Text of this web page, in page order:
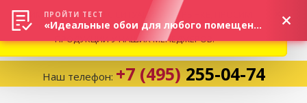
Наш телефон: +7 (495) 255-04-74
ВНИМАНИЕ! В СВЯЗИ С СИТУАЦИЕЙ НА РЫНКЕ, ПРОСИМ
УТОЧНЯТЬ АКТУАЛЬНУЮ СТОИМОСТЬ И НАЛИЧИЕ
ПРОДУКЦИИ У НАШИХ МЕНЕДЖЕРОВ.
ПРОЙТИ ТЕСТ
«Идеальные обои для любого помещения!»